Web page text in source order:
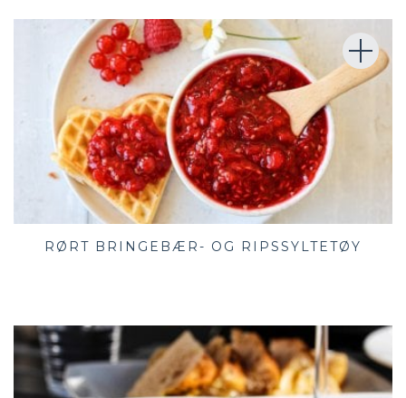
RØRT BRINGEBÆR- OG RIPSSYLTETØY